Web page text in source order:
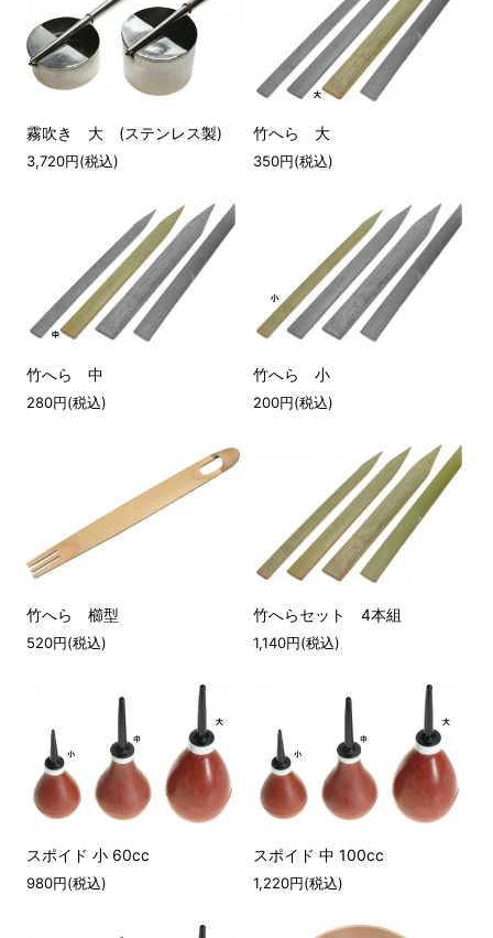
霧吹き 大 (ステンレス製)
3,720円(税込)
竹へら 大
350円(税込)
竹へら 中
280円(税込)
竹へら 小
200円(税込)
竹へら 櫛型
520円(税込)
竹へらセット 4本組
1,140円(税込)
スポイド 小 60cc
980円(税込)
スポイド 中 100cc
1,220円(税込)